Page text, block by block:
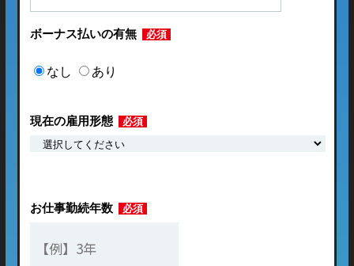
ボーナス払いの有無 必須
なし あり
現在の雇用形態 必須
お仕事勤続年数 必須